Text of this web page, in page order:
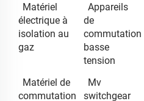
Matériel
électrique à
isolation au
gaz
Appareils
de
commutation
basse
tension
Matériel de
commutation
Mv
switchgear